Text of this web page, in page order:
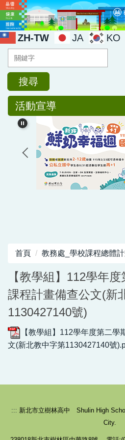
跳
到
主
要
容
ZH-TW JA KO
搜尋
活動宣導
首頁 教務處_學校課程總體
【教學組】112學年
課程計畫備查公文(新
1130427140號)
【教學組】112學年度第二學
文(新北教中字第1130427140號
::: 新北市立樹林高中 Shulin High
City.